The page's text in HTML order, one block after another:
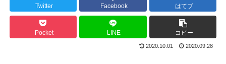
Twitter Facebook はてブ
Pocket LINE コピー
2020.10.01 2020.09.28